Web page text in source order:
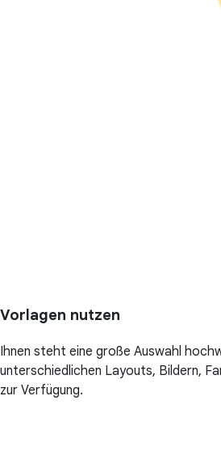
Vorlagen nutzen
Ihnen steht eine große Auswahl
unterschiedlichen Layouts, Bildern,
zur Verfügung.